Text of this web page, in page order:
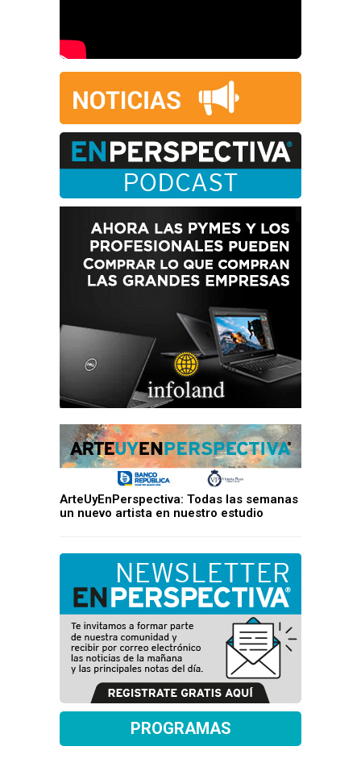
ArteUyEnPerspectiva: Todas las semanas
un nuevo artista en nuestro estudio
PROGRAMAS